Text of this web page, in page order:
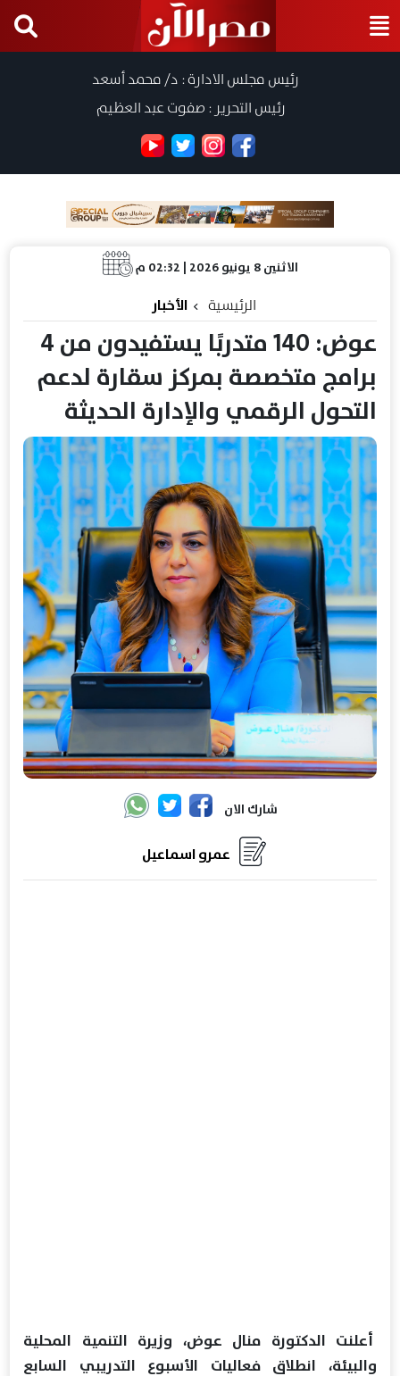
رئيس مجلس الادارة : د/ محمد أسعد
رئيس التحرير : صفوت عبد العظيم
الاثنين 8 يونيو 2026 | 02:32 م
الرئيسية الأخبار
عوض: 140 متدربًا يستفيدون من 4
برامج متخصصة بمركز سقارة لدعم
التحول الرقمي والإدارة الحديثة
شارك الان
عمرو اسماعيل
أعلنت الدكتورة منال عوض، وزيرة التنمية المحلية
والبيئة، انطلاق فعاليات الأسبوع التدريبي السابع